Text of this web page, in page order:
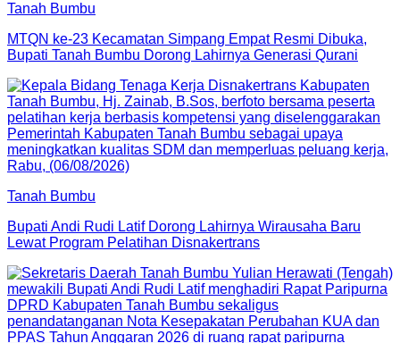
Tanah Bumbu
MTQN ke-23 Kecamatan Simpang Empat Resmi Dibuka,
Bupati Tanah Bumbu Dorong Lahirnya Generasi Qurani
Tanah Bumbu
Bupati Andi Rudi Latif Dorong Lahirnya Wirausaha Baru
Lewat Program Pelatihan Disnakertrans